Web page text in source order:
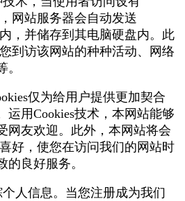
网站服务器会自动发送
，并储存到其电脑硬盘内。此
到访该网站的种种活动、网络
仅为给用户提供更加契合
运用Cookies技术，本网站能够
网友欢迎。此外，本网站将会
好，使您在访问我们的网站时
的良好服务。
个人信息。当您注册成为我们